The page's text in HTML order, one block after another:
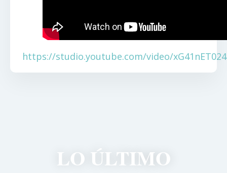
https://studio.youtube.com/video/
LO ÚLTIMO